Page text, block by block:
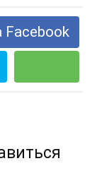
Facebook